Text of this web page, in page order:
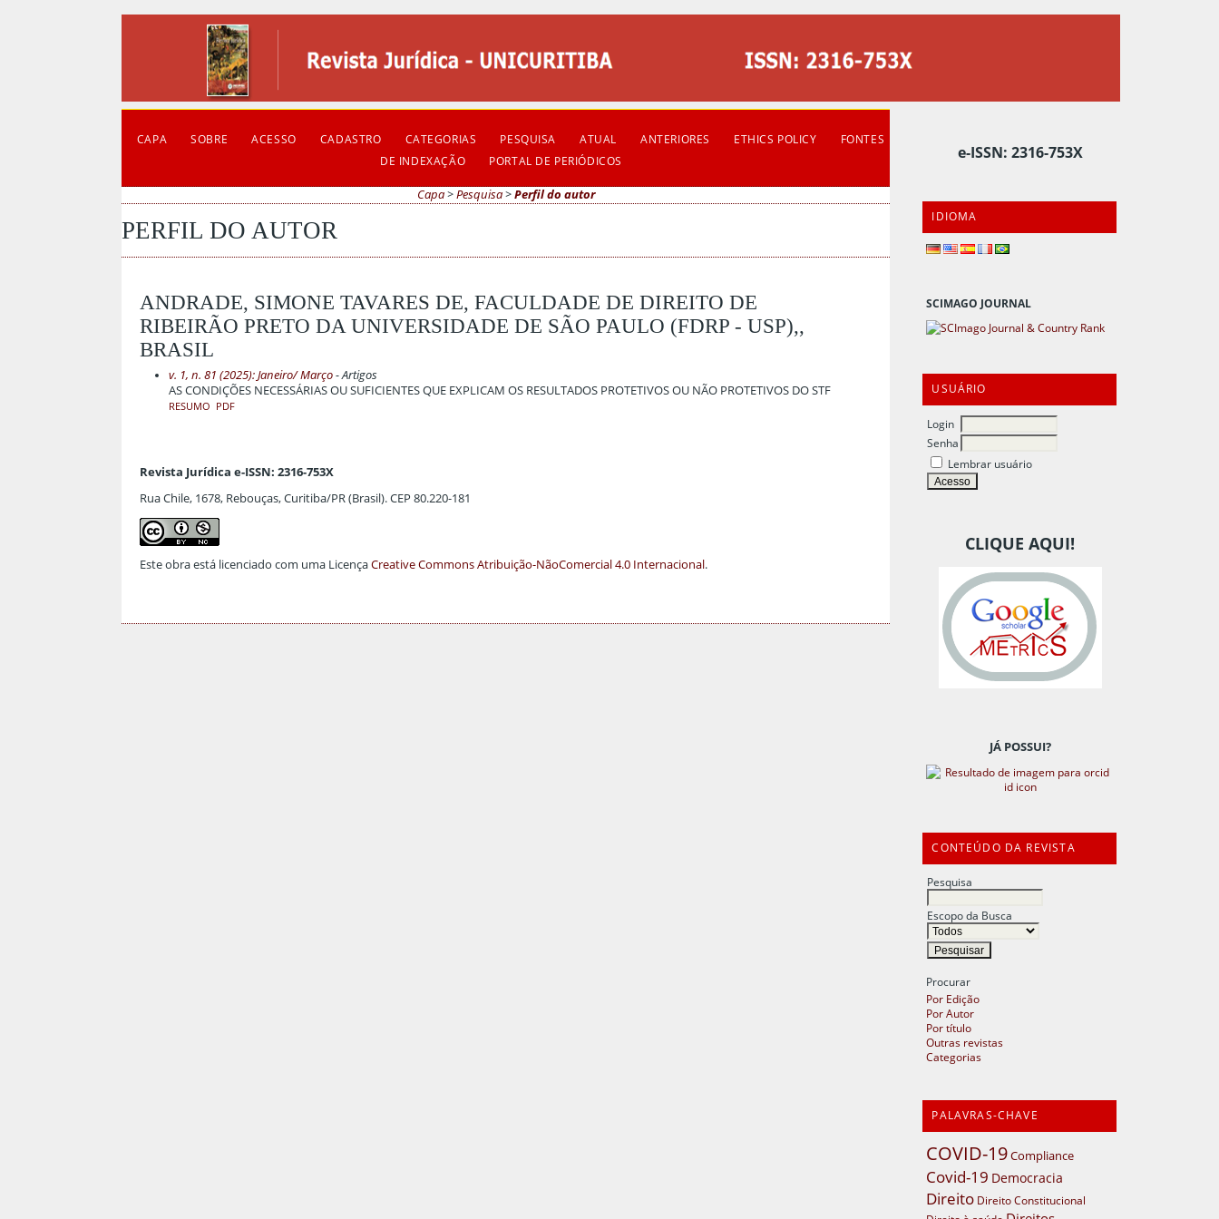
e-ISSN: 2316-753X
IDIOMA
SCIMAGO JOURNAL
USUÁRIO
Login
Senha
Lembrar usuário
CLIQUE AQUI!
JÁ POSSUI?
CONTEÚDO DA REVISTA
Pesquisa
Escopo da Busca
Procurar
Por Edição
Por Autor
Por título
Outras revistas
Categorias
PALAVRAS-CHAVE
COVID-19Compliance
Covid-19 Democracia
Direito Direito Constitucional
CAPA SOBRE ACESSO CADASTRO CATEGORIAS PESQUISA ATUAL ANTERIORES ETHICS POLICY
FONTES
DE INDEXAÇÃO
PORTAL DE PERIÓDICOS
Capa>Pesquisa>Perfil do autor
PERFIL DO AUTOR
ANDRADE, SIMONE TAVARES DE, FACULDADE DE DIREITO DE
RIBEIRÃO PRETO DA UNIVERSIDADE DE SÃO PAULO (FDRP - USP),,
BRASIL
v. 1, n. 81 (2025): Janeiro/ Março- Artigos
AS CONDIÇÕES NECESSÁRIAS OU SUFICIENTES QUE EXPLICAM OS RESULTADOS PROTETIVOS OU NÃO PROTETIVOS DO STF
RESUMO PDF
Revista Jurídica e-ISSN: 2316-753X
Rua Chile, 1678, Rebouças, Curitiba/PR (Brasil). CEP 80.220-181
Este obra está licenciado com uma LicençaCreative Commons Atribuição-NãoComercial 4.0 Internacional.